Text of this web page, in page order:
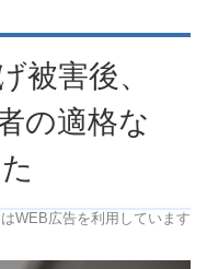
被害後、
の適格な
WEB広告を利用しています